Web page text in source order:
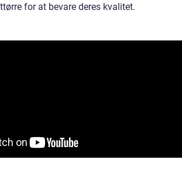
for at bevare deres kvalitet.